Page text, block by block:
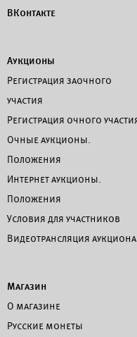
ВКонтакте
Аукционы
Регистрация заочного
участия
Регистрация очного
Очные аукционы.
Положения
Интернет аукционы.
Положения
Условия для участников
Видеотрансляция аукциона
Магазин
О магазине
Русские монеты